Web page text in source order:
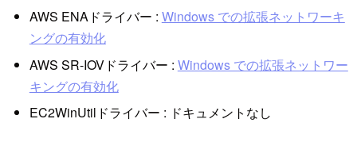
AWS ENAドライバー : Windows での拡張ネットワーキ
ングの有効化
AWS SR-IOVドライバー : Windows での拡張ネットワー
キングの有効化
EC2WinUtilドライバー : ドキュメントなし